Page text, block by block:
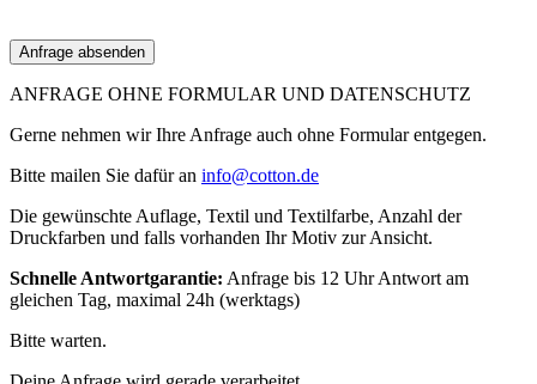
ANFRAGE OHNE FORMULAR UND DATENSCHUTZ
Gerne nehmen wir Ihre Anfrage auch ohne Formular entgegen.
Bitte mailen Sie dafür an info@cotton.de
Die gewünschte Auflage, Textil und Textilfarbe, Anzahl der
Druckfarben und falls vorhanden Ihr Motiv zur Ansicht.
Schnelle Antwortgarantie: Anfrage bis 12 Uhr Antwort am
gleichen Tag, maximal 24h (werktags)
Bitte warten.